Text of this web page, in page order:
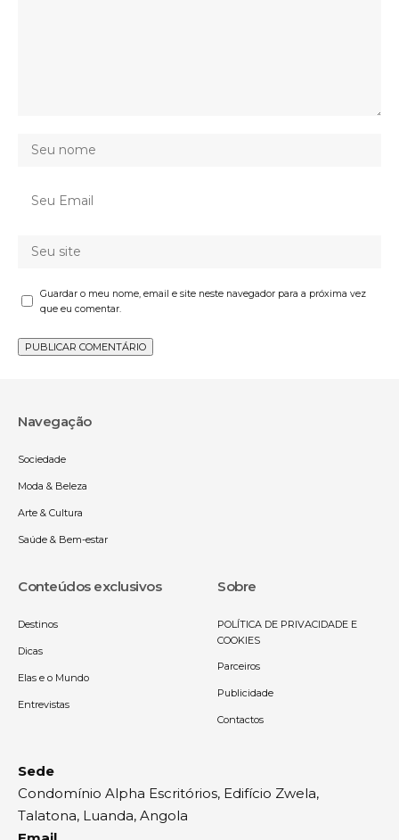
Guardar o meu nome, email e site neste navegador para a próxima vez
que eu comentar.
Navegação
Sociedade
Moda & Beleza
Arte & Cultura
Saúde & Bem-estar
Conteúdos exclusivos
Destinos
Dicas
Elas e o Mundo
Entrevistas
Sobre
POLÍTICA DE PRIVACIDADE E
COOKIES
Parceiros
Publicidade
Contactos
Sede
Condomínio Alpha Escritórios, Edifício Zwela,
Talatona, Luanda, Angola